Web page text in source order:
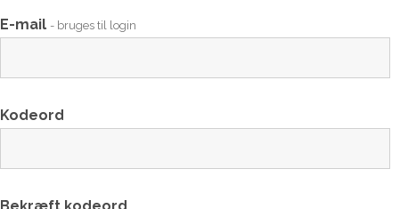
E-mail - bruges til login
Kodeord